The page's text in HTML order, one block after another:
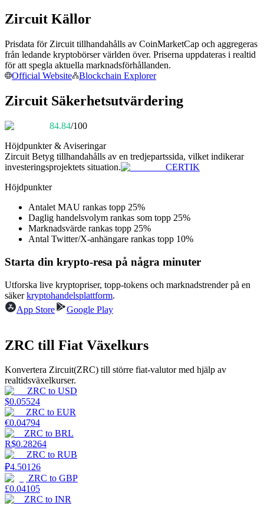
Bli en Copy Trader
Njut av vinstdelning och kopieringshandelsprovisioner
Information
Big data-analys inklusive handelsinformation, etc.
Futures startguide
Handelsstrategier
Lär dig hur du håller dig lönsam
Zircuit Källor
Prisdata för Zircuit tillhandahålls av CoinMarketCap och aggregeras
från ledande kryptobörser världen över. Priserna uppdateras i realtid
för att spegla aktuella marknadsförhållanden.
Official Website
Blockchain Explorer
Zircuit Säkerhetsutvärdering
84.84/100
Höjdpunkter & Aviseringar
Zircuit Betyg tillhandahålls av en tredjepartssida, vilket indikerar
investeringsprojektets situation.
CERTIK
Höjdpunkter
Antalet MAU rankas topp 25%
Daglig handelsvolym rankas som topp 25%
Marknadsvärde rankas topp 25%
Antal Twitter/X-anhängare rankas topp 10%
Starta din krypto-resa på några minuter
Utforska live kryptopriser, topp-tokens och marknadstrender på en
säkerkryptohandelsplattform.
App Store
Google Play
ZRC till Fiat Växelkurs
Konvertera Zircuit(ZRC) till större fiat-valutor med hjälp av
realtidsväxelkurser.
ZRC to USD
$0.05524
ZRC to EUR
€0.04794
ZRC to BRL
R$0.28264
ZRC to RUB
₽4.50126
ZRC to GBP
£0.04105
ZRC to INR